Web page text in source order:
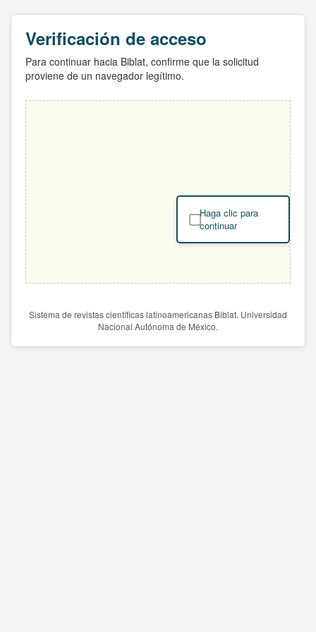
Verificación de acceso
Para continuar hacia Biblat, confirme que la solicitud
proviene de un navegador legítimo.
Haga clic para
continuar
Sistema de revistas científicas latinoamericanas Biblat. Universidad
Nacional Autónoma de México.